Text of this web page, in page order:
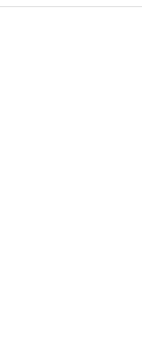
يعود إلى